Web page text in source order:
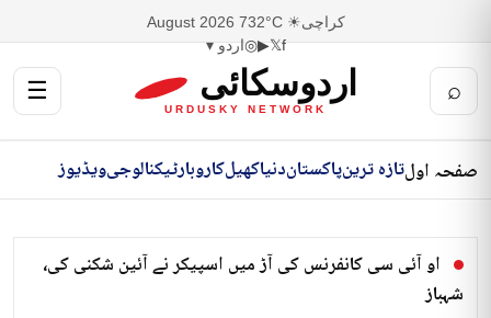
کراچی☀ 32°C
7 August 2026
f
𝕏
▶
◎اردو ▾
⌕ اردوسکائی
URDUSKY NETWORK
☰
صفحہ اولتازہ ترینپاکستاندنیاکھیلکاروبارٹیکنالوجیویڈیوز
او آئی سی کانفرنس کی آڑ میں اسپیکر نے آئین شکنی کی،
شہباز